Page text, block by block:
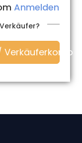
Anmelden
Verkäuferkonto